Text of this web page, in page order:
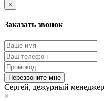
×
Заказать звонок
Перезвоните мне
Сергей, дежурный менеджер
×